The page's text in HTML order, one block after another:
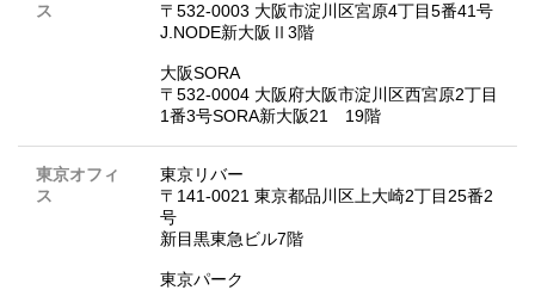
ス
〒532-0003 大阪市淀川区宮原4丁目5番41号
J.NODE新大阪Ⅱ3階
大阪SORA
〒532-0004 大阪府大阪市淀川区西宮原2丁目
1番3号SORA新大阪21 19階
東京オフィ
ス
東京リバー
〒141-0021 東京都品川区上大崎2丁目25番2
号
新目黒東急ビル7階
東京パーク